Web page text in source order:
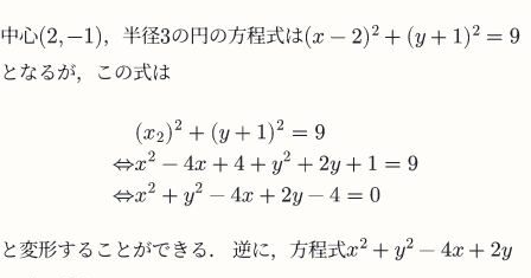
中心 ，半径
の円の方程式は
となるが，この式は
と変形することができる． 逆に，方程式